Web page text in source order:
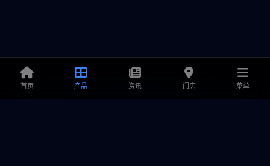
首页 产品 资讯 门店 菜单